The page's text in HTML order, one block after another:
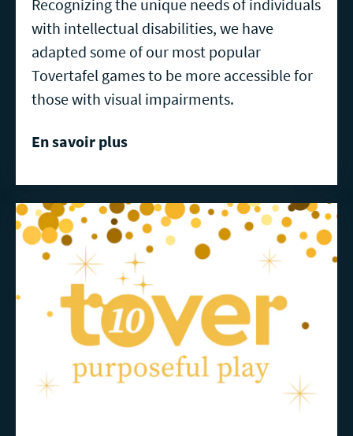
Recognizing the unique needs of individuals
with intellectual disabilities, we have
adapted some of our most popular
Tovertafel games to be more accessible for
those with visual impairments.
En savoir plus
En
savoir
plus